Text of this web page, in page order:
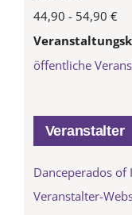
44,90 - 54,90 €
öffentliche
Veranstalter
Danceperados of
Veranstalter-